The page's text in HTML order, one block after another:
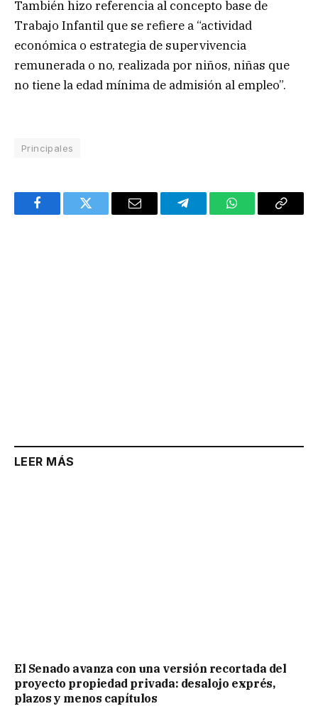
También hizo referencia al concepto base de
Trabajo Infantil que se refiere a “actividad
económica o estrategia de supervivencia
remunerada o no, realizada por niños, niñas que
no tiene la edad mínima de admisión al empleo”.
Principales
FacebookTwitter Email TelegramWhatsAppCopy
LEER MÁS
El Senado avanza con una versión recortada del
proyecto propiedad privada: desalojo exprés,
plazos y menos capítulos